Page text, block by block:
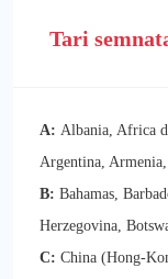
Tari
A: Albania, Africa
Argentina,
B: Bahamas,
Herzegovina,
C: China (Hong-